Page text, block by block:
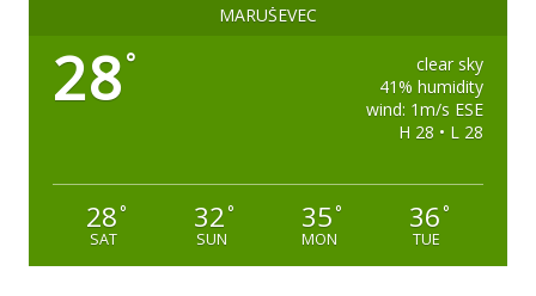
MARUŠEVEC
28°
clear sky
41% humidity
wind: 1m/s ESE
H 28 • L 28
28°
SAT
32°
SUN
35°
MON
36°
TUE